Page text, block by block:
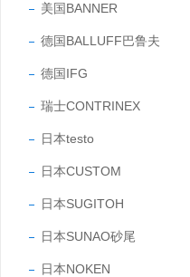
美国BANNER
德国BALLUFF巴鲁夫
德国IFG
瑞士CONTRINEX
日本testo
日本CUSTOM
日本SUGITOH
日本SUNAO砂尾
日本NOKEN